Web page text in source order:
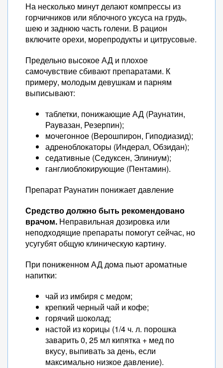
На несколько минут делают компрессы из
горчичников или яблочного уксуса на грудь,
шею и заднюю часть голени. В рацион
включите орехи, морепродукты и цитрусовые.
Предельно высокое АД и плохое
самочувствие сбивают препаратами. К
примеру, молодым девушкам и парням
выписывают:
таблетки, понижающие АД (Раунатин,
Раувазан, Резерпин);
мочегонное (Верошпирон, Гиподиазид);
адреноблокаторы (Индерал, Обзидан);
седативные (Седуксен, Элиниум);
ганглиоблокирующие (Пентамин).
Препарат Раунатин понижает давление
Средство должно быть рекомендовано
врачом. Неправильная дозировка или
неподходящие препараты помогут сейчас, но
усугубят общую клиническую картину.
При пониженном АД дома пьют ароматные
напитки:
чай из имбиря с медом;
крепкий черный чай и кофе;
горячий шоколад;
настой из корицы (1/4 ч. л. порошка
заварить 0, 25 мл кипятка + мед по
вкусу, выпивать за день, если
максимально низкое давление).